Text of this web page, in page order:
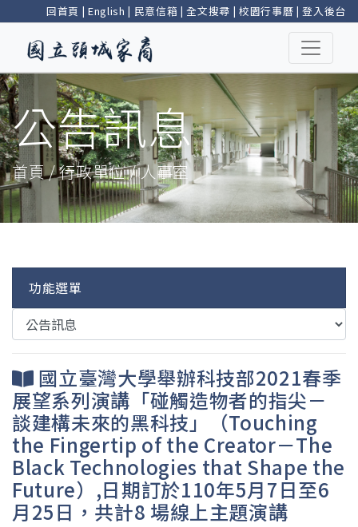
回首頁 | English | 民意信箱 |全文搜尋 | 校園行事曆 |登入後台
公告訊息
首頁 / 行政單位 / 人事室
功能選單
國立臺灣大學舉辦科技部2021春季
展望系列演講「碰觸造物者的指尖－
談建構未來的黑科技」（Touching
the Fingertip of the Creator－The
Black Technologies that Shape the
Future）,日期訂於110年5月7日至6
月25日，共計8 場線上主題演講